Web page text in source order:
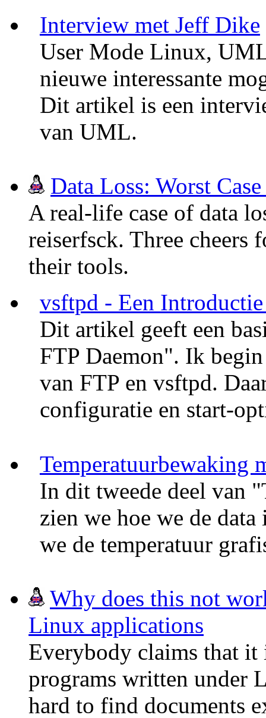
Interview met Jeff Dike
User Mode Linux,
nieuwe interessante
Dit artikel is een
van UML.
Data Loss: Worst
A real-life case of data
reiserfsck. Three cheers
their tools.
vsftpd - Een
Dit artikel geeft een
FTP Daemon". Ik
van FTP en vsftpd.
configuratie en start-
Temperatuurbewaking
In dit tweede deel van
zien we hoe we de
we de temperatuur
Why does this not
Linux applications
Everybody claims that
programs written under
hard to find documents